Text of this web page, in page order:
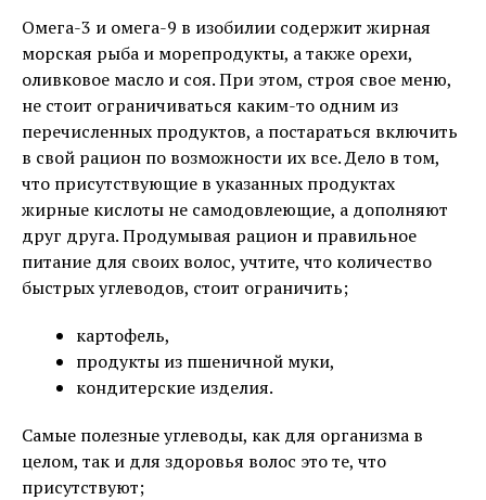
Омега-3 и омега-9 в изобилии содержит жирная
морская рыба и морепродукты, а также орехи,
оливковое масло и соя. При этом, строя свое меню,
не стоит ограничиваться каким-то одним из
перечисленных продуктов, а постараться включить
в свой рацион по возможности их все. Дело в том,
что присутствующие в указанных продуктах
жирные кислоты не самодовлеющие, а дополняют
друг друга. Продумывая рацион и правильное
питание для своих волос, учтите, что количество
быстрых углеводов, стоит ограничить;
картофель,
продукты из пшеничной муки,
кондитерские изделия.
Самые полезные углеводы, как для организма в
целом, так и для здоровья волос это те, что
присутствуют;